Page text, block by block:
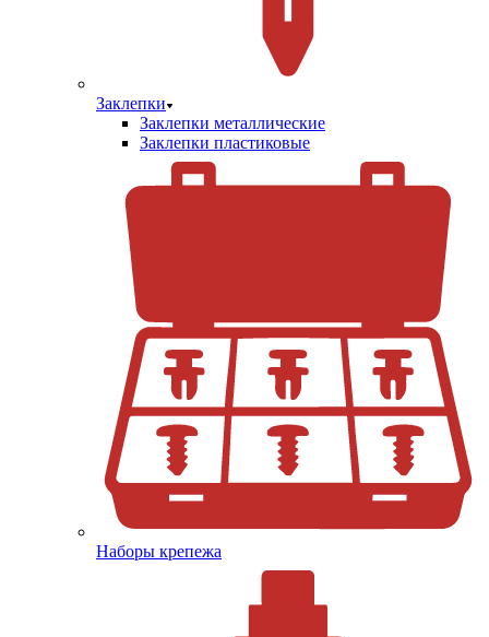
Заклепки
Заклепки металлические
Заклепки пластиковые
Наборы крепежа